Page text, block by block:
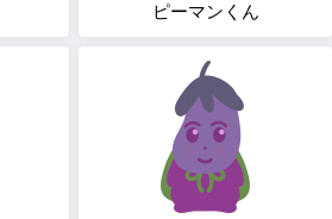
ピーマンくん